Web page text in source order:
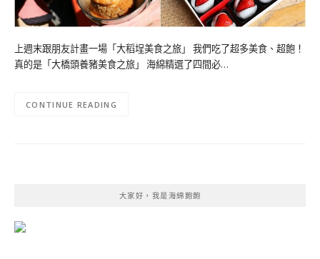
上週末跟朋友計畫一場「大稻埕美食之旅」 我們吃了超多美食、超飽！
真的是「大橋頭養豬美食之旅」 海綿精選了四間必…
CONTINUE READING
大家好，我是海綿飽飽